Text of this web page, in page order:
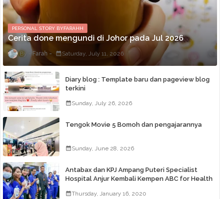
PERSONAL STORY BYFARAHH
Cerita done mengundi di Johor pada Jul 2026
Farah Saturday, July 11, 2026
Diary blog : Template baru dan pageview blog
terkini
Sunday, July 26, 2026
Tengok Movie 5 Bomoh dan pengajarannya
Sunday, June 28, 2026
Antabax dan KPJ Ampang Puteri Specialist
Hospital Anjur Kembali Kempen ABC for Health
Thursday, January 16, 2020